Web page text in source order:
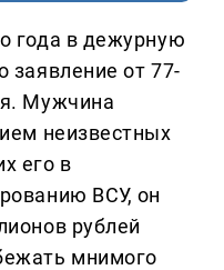
года в дежурную
заявление от 77-
Мужчина
неизвестных
его в
ВСУ, он
рублей
мнимого